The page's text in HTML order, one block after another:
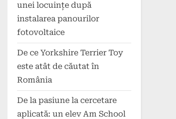
unei locuințe după
instalarea panourilor
fotovoltaice
De ce Yorkshire Terrier Toy
este atât de căutat în
România
De la pasiune la cercetare
aplicată: un elev Am School